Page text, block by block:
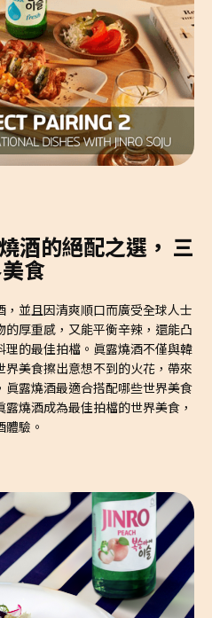
酒的絕配之選， 三
食
並且因清爽順口而廣受全球人士
厚重感，又能平衡辛辣，還能凸
的最佳拍檔。眞露燒酒不僅與韓
美食擦出意想不到的火花，帶來
露燒酒最適合搭配哪些世界美食
燒酒成為最佳拍檔的世界美食，
驗。